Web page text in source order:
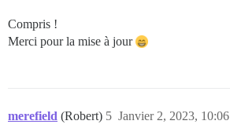
Compris !
Merci pour la mise à jour
merefield (Robert) Janvier 2, 2023, 10:06
5